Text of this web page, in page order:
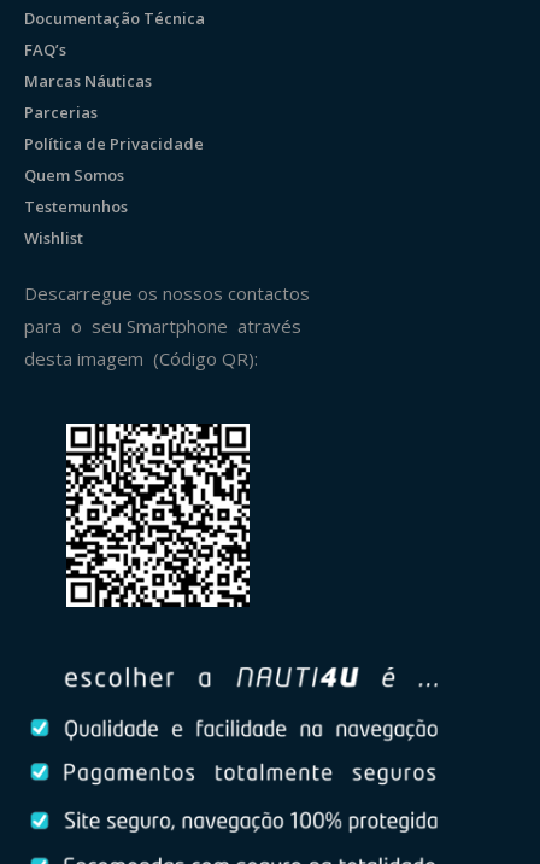
Documentação Técnica
FAQ’s
Marcas Náuticas
Parcerias
Política de Privacidade
Quem Somos
Testemunhos
Wishlist
Descarregue os nossos contactos
para o seu Smartphone através
desta imagem (Código QR):